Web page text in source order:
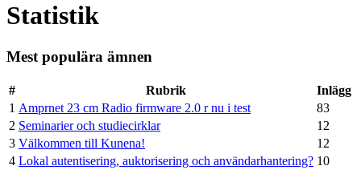
Statistik
Mest populära ämnen
# Rubrik
Inlägg
1 Amprnet 23 cm Radio firmware 2.0 r nu i test
83
2 Seminarier och studiecirklar
12
3 Välkommen till Kunena!
12
4 Lokal autentisering, auktorisering och användarhantering? 10